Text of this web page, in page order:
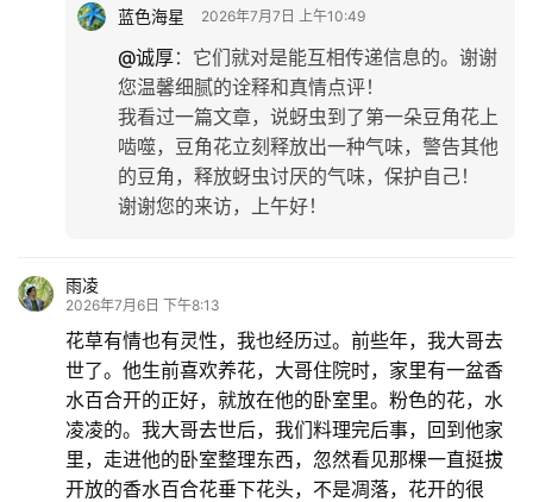
蓝色海星 2026年7月7日 上午10:49
@诚厚： 它们就对是能互相传递信息的。谢谢
您温馨细腻的诠释和真情点评！
我看过一篇文章，说蚜虫到了第一朵豆角花上
啮噬，豆角花立刻释放出一种气味，警告其他
的豆角，释放蚜虫讨厌的气味，保护自己！
谢谢您的来访，上午好！
雨凌
2026年7月6日 下午8:13
花草有情也有灵性，我也经历过。前些年，我大哥去
世了。他生前喜欢养花，大哥住院时，家里有一盆香
水百合开的正好，就放在他的卧室里。粉色的花，水
凌凌的。我大哥去世后，我们料理完后事，回到他家
里，走进他的卧室整理东西，忽然看见那棵一直挺拔
开放的香水百合花垂下花头，不是凋落，花开的很